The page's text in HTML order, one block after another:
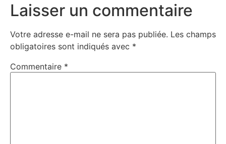
Laisser un commentaire
Votre adresse e-mail ne sera pas publiée. Les champs
obligatoires sont indiqués avec *
Commentaire *